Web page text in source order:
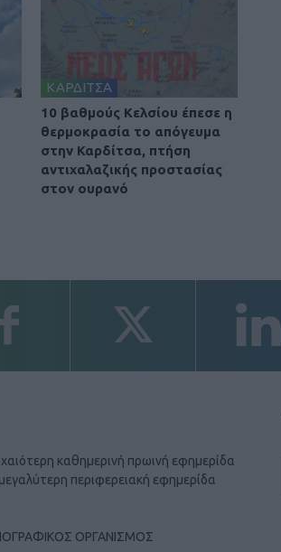
ΚΑΡΔΙΤΣΑ
10 βαθμούς Κελσίου έπεσε η
θερμοκρασία το απόγευμα
στην Καρδίτσα, πτήση
αντιχαλαζικής προστασίας
στον ουρανό
καθημερινή πρωινή εφημερίδα
περιφερειακή εφημερίδα
ΟΡΓΑΝΙΣΜΟΣ